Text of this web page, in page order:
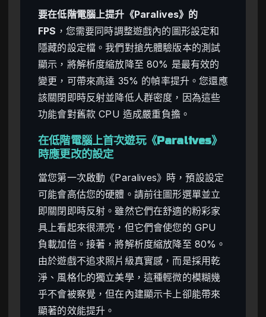
要在低階電腦上提升《Paralives》的
FPS ，您需要同時調整遊戲內的圖形設定和
隱藏的設定檔。我們對搶先體驗版本的測試
顯示，將解析度縮放降至 80% 是最有效的
變更，可帶來高達 35% 的幀率提升。您還應
該關閉即時反射並降低人群密度，因為這些
功能會對舊款 CPU 造成嚴重負擔。
在低階電腦上首次遊玩《Paralives》
時應更改的設定
當您第一次啟動《Paralives》時，預設設定
可能會高估您的硬體。請前往圖形選單並立
即關閉即時反射。雖然它們在舒適的粉彩家
具上看起來很漂亮，但它們會使您的 GPU
負載加倍。接著，將解析度縮放降至 80%。
由於遊戲不追求照片級真實感，而是採用乾
淨、風格化的獨立美學，這種輕微的模糊幾
乎不會被察覺，但在內建顯示卡上卻能帶來
顯著的效能提升。